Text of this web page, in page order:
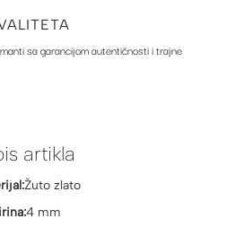
sa garancijom autentičnosti i trajne
artikla
Žuto zlato
4 mm